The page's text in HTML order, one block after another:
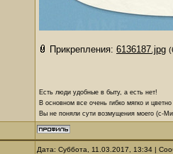
Прикрепления: 6136187.jpg
Есть люди удобные в быту, а есть нет!
В основном все очень гибко мягко и цветно
Вы не поняли сути возмущения моего (с-
Дата: Суббота, 11.03.2017, 13:34 |